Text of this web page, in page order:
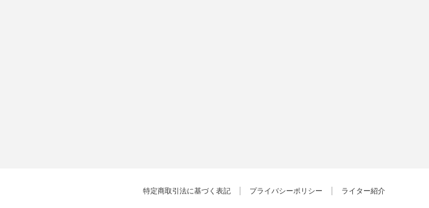
特定商取引法に基づく表記 プライバシーポリシー ライター紹介